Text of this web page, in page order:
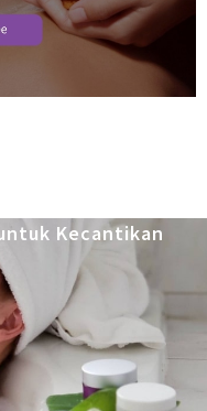
Kecantikan